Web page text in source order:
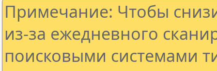
Примечание: Чтобы
из-за ежедневного
поисковыми системами